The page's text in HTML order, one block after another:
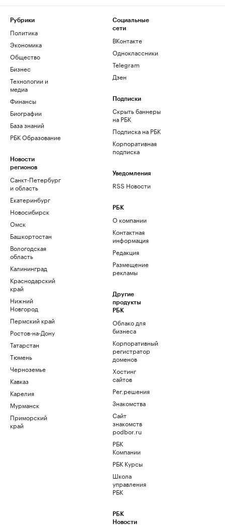
Рубрики
Политика
Экономика
Общество
Бизнес
Технологии и
медиа
Финансы
Биографии
База знаний
РБК Образование
Новости
регионов
Санкт-Петербург
и область
Екатеринбург
Новосибирск
Омск
Башкортостан
Вологодская
область
Калининград
Краснодарский
край
Нижний
Новгород
Пермский край
Ростов-на-Дону
Татарстан
Тюмень
Черноземье
Кавказ
Карелия
Мурманск
Приморский
край
Социальные
сети
ВКонтакте
Одноклассники
Telegram
Дзен
Подписки
Скрыть баннеры
на РБК
Подписка на РБК
Корпоративная
подписка
Уведомления
RSS Новости
РБК
О компании
Контактная
информация
Редакция
Размещение
рекламы
Другие
продукты
РБК
Облако для
бизнеса
Корпоративный
регистратор
доменов
Хостинг
сайтов
Рег.решения
Знакомства
Сайт
знакомств
podbor.ru
РБК
Компании
РБК Курсы
Школа
управления
РБК
РБК
Новости